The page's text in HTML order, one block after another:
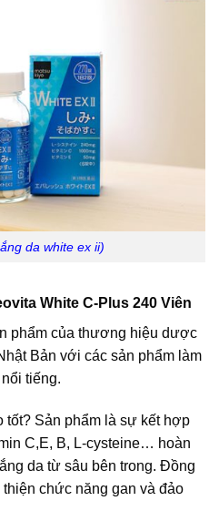
da white ex ii)
White C-Plus 240 Viên
phẩm của thương hiệu dược
Bản với các sản phẩm làm
tiếng.
tốt? Sản phẩm là sự kết hợp
C,E, B, L-cysteine… hoàn
da từ sâu bên trong. Đồng
chức năng gan và đảo